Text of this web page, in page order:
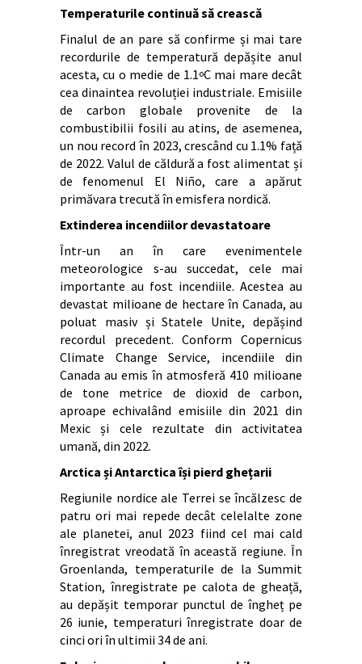
Temperaturile continuă să crească
Finalul de an pare să confirme și mai tare
recordurile de temperatură depășite anul
acesta, cu o medie de 1.1oC mai mare decât
cea dinaintea revoluției industriale. Emisiile
de carbon globale provenite de la
combustibilii fosili au atins, de asemenea,
un nou record în 2023, crescând cu 1.1% față
de 2022. Valul de căldură a fost alimentat și
de fenomenul El Niño, care a apărut
primăvara trecută în emisfera nordică.
Extinderea incendiilor devastatoare
Într-un an în care evenimentele
meteorologice s-au succedat, cele mai
importante au fost incendiile. Acestea au
devastat milioane de hectare în Canada, au
poluat masiv și Statele Unite, depășind
recordul precedent. Conform Copernicus
Climate Change Service, incendiile din
Canada au emis în atmosferă 410 milioane
de tone metrice de dioxid de carbon,
aproape echivalând emisiile din 2021 din
Mexic și cele rezultate din activitatea
umană, din 2022.
Arctica și Antarctica își pierd ghețarii
Regiunile nordice ale Terrei se încălzesc de
patru ori mai repede decât celelalte zone
ale planetei, anul 2023 fiind cel mai cald
înregistrat vreodată în această regiune. În
Groenlanda, temperaturile de la Summit
Station, înregistrate pe calota de gheață,
au depășit temporar punctul de îngheț pe
26 iunie, temperaturi înregistrate doar de
cinci ori în ultimii 34 de ani.